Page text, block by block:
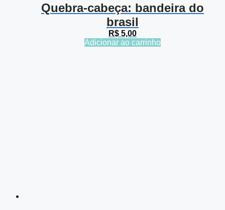
Quebra-cabeça: bandeira do
brasil
R$ 5,00
Adicionar ao carrinho